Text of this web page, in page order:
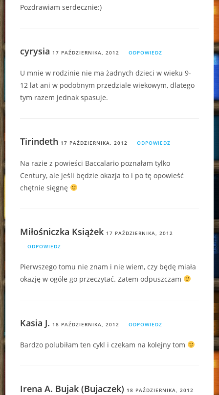
Pozdrawiam serdecznie:)
cyrysia 17 PAŹDZIERNIKA, 2012 ODPOWIEDZ
U mnie w rodzinie nie ma żadnych dzieci w wieku 9-
12 lat ani w podobnym przedziale wiekowym, dlatego
tym razem jednak spasuje.
Tirindeth 17 PAŹDZIERNIKA, 2012 ODPOWIEDZ
Na razie z powieści Baccalario poznałam tylko
Century, ale jeśli będzie okazja to i po tę opowieść
chętnie sięgnę
Miłośniczka Książek 17 PAŹDZIERNIKA, 2012
ODPOWIEDZ
Pierwszego tomu nie znam i nie wiem, czy będę miała
okazję w ogóle go przeczytać. Zatem odpuszczam
Kasia J. 18 PAŹDZIERNIKA, 2012 ODPOWIEDZ
Bardzo polubiłam ten cykl i czekam na kolejny tom
Irena A. Bujak (Bujaczek) 18 PAŹDZIERNIKA, 2012